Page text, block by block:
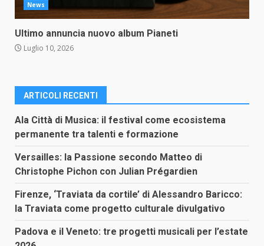
News
Ultimo annuncia nuovo album Pianeti
Luglio 10, 2026
ARTICOLI RECENTI
Ala Città di Musica: il festival come ecosistema
permanente tra talenti e formazione
Versailles: la Passione secondo Matteo di
Christophe Pichon con Julian Prégardien
Firenze, ‘Traviata da cortile’ di Alessandro Baricco:
la Traviata come progetto culturale divulgativo
Padova e il Veneto: tre progetti musicali per l’estate